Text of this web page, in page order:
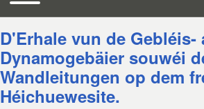
Close search
D'Erhale vun de Gebléis-
Dynamogebäier souwéi
Wandleitungen op dem
Héichuewesite.